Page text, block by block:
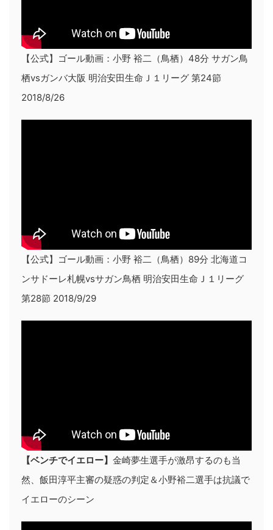
【公式】ゴール動画：小野 裕二（鳥栖）48分 サガン鳥
栖vsガンバ大阪 明治安田生命Ｊ１リーグ 第24節
2018/8/26
【公式】ゴール動画：小野 裕二（鳥栖）89分 北海道コ
ンサドーレ札幌vsサガン鳥栖 明治安田生命Ｊ１リーグ
第28節 2018/9/29
【ベンチでイエロー】 金崎夢生選手が激昂するのも当
然、飯田淳平主審の疑惑の判定＆小野裕二選手は抗議で
イエローのシーン